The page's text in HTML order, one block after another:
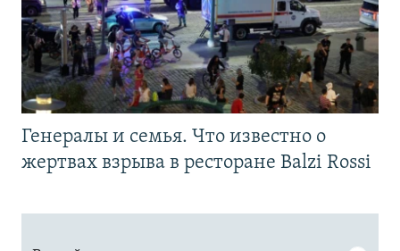
Генералы и семья. Что известно о
жертвах взрыва в ресторане Balzi Rossi